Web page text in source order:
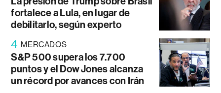
fortalece a Lula, en lugar de
debilitarlo, según experto
4 MERCADOS
S&P 500 supera los 7.700
puntos y el Dow Jones alcanza
un récord por avances con Irán